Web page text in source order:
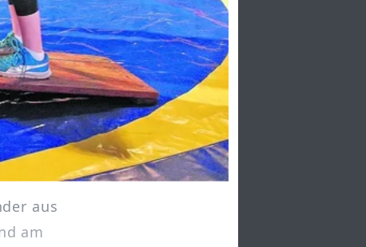
aus
am